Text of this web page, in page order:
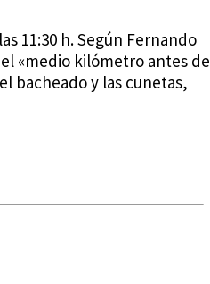
11:30 h. Según Fernando
«medio kilómetro antes de
bacheado y las cunetas,